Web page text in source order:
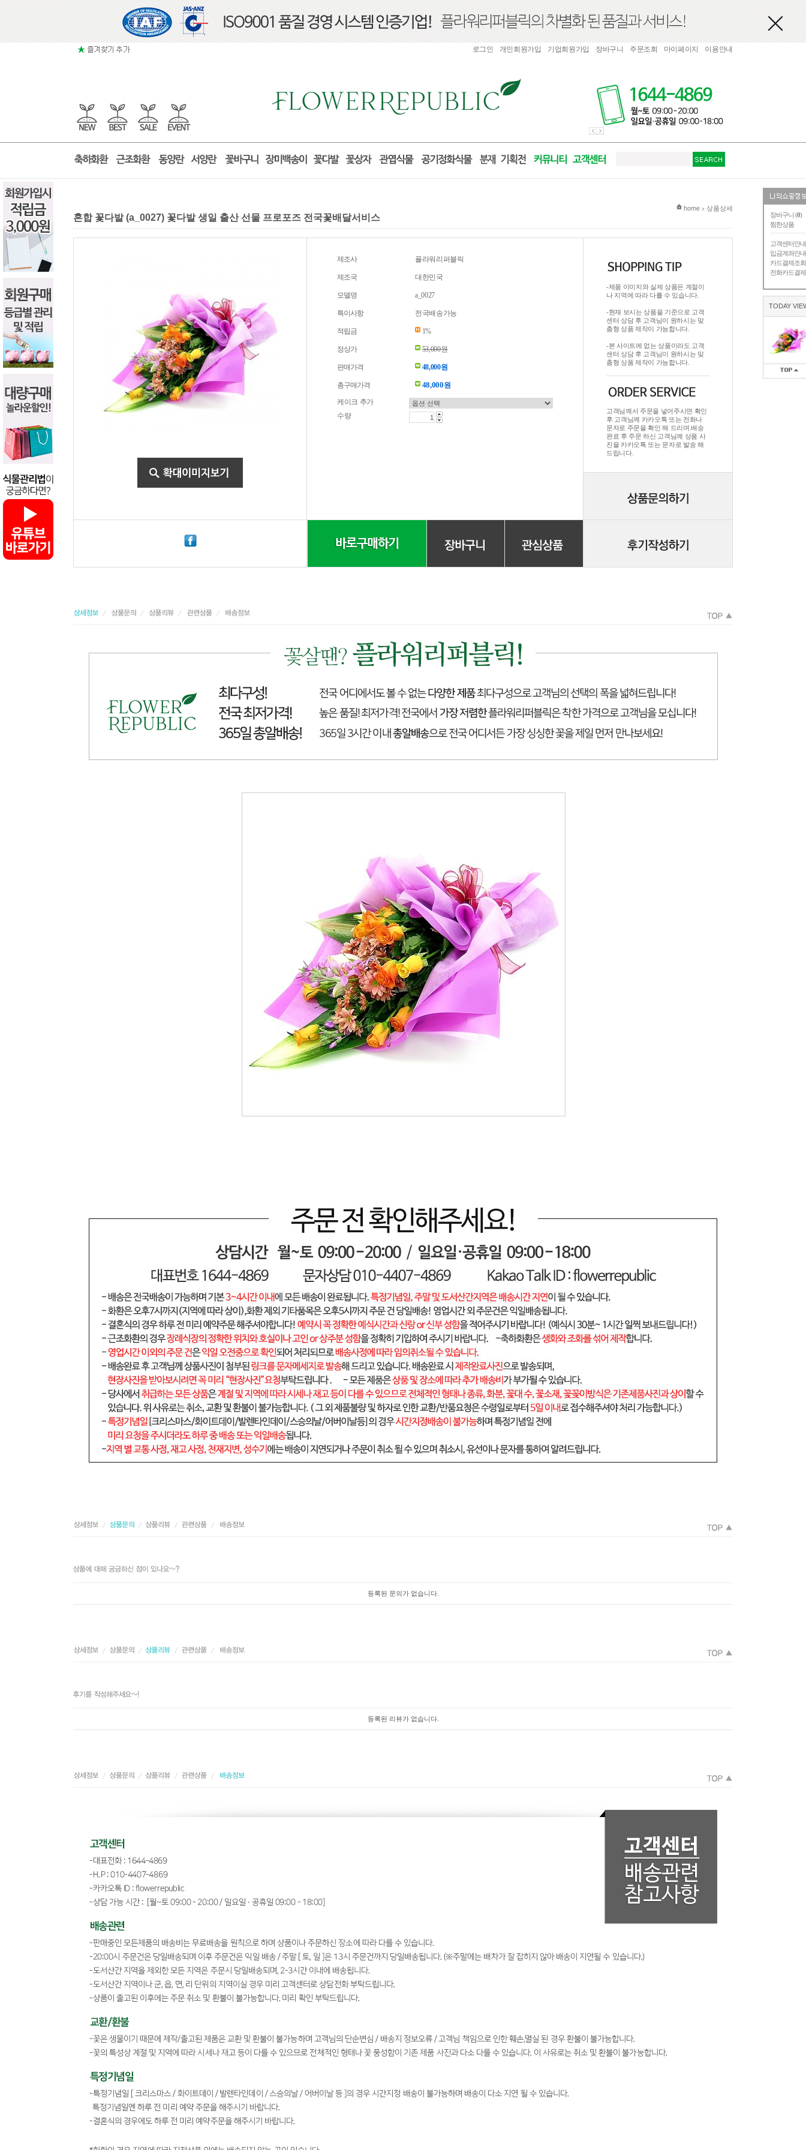
장바구니 (0)
찜한상품
고객센터안내
입금계좌안내
카드결제조회
전화카드결제
TODAY
로그인 개인회원가입 기업회원가입 장바구니 주문조회 마이페이지 이용안내
현재 위치
home > 상품상세
혼합 꽃다발 (a_0027) 꽃다발 생일 출산 선물 프로포즈 전국꽃배달서비스
제조사 플라워리퍼블릭
제조국 대한민국
모델명 a_0027
특이사항 전국배송가능
적립금 1%
정상가 53,000원
판매가격 48,000원
총구매가격 48,000원
케이크 추가
수량
-제품 이미지와 실제 상품은 계절이
나 지역에 따라 다를 수 있습니다.
-현재 보시는 상품을 기준으로 고객
센터 상담 후 고객님이 원하시는 맞
춤형 상품 제작이 가능합니다.
-본 사이트에 없는 상품이라도 고객
센터 상담 후 고객님이 원하시는 맞
춤형 상품 제작이 가능합니다.
고객님께서 주문을 넣어주시면 확인
후 고객님께 카카오톡 또는 전화나
문자로 주문을 확인 해 드리며.배송
완료 후 주문 하신 고객님께 상품 사
진을 카카오톡 또는 문자로 발송 해
드립니다.
등록된 문의가 없습니다.
등록된 리뷰가 없습니다.